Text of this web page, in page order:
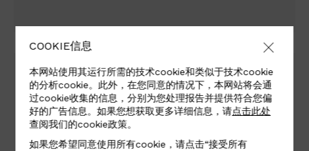
Iberica Textil
Ctra Granada, km 266 nave 101-a
30817 Lorca (Murcia)
España
COOKIE信息
本网站使用其运行所需的技术cookie和类似于技术cookie
的分析cookie。此外，在您同意的情况下，本网站将会通
过cookie收集的信息，分别为您处理报告并提供符合您偏
好的广告信息。如果您想获取更多详细信息，请点击此处
查阅我们的cookie政策。
如果您希望同意使用所有cookie，请点击“接受所有